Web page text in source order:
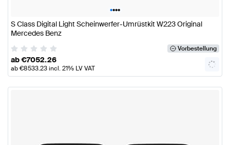
••••
S Class Digital Light Scheinwerfer-Umrüstkit W223 Original
Mercedes Benz
Vorbestellung
ab€7052.26
ab€8533.23incl. 21% LV VAT